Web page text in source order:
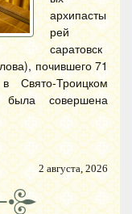
архипасты
рей
саратовск
почившего 71
Свято-Троицком
была совершена
2 августа, 2026